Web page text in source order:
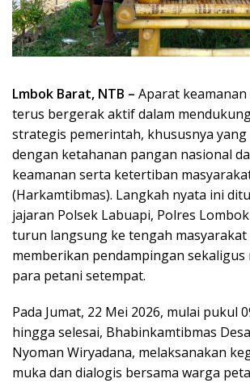
Lmbok Barat, NTB – Aparat
terus bergerak aktif dalam
strategis pemerintah, khususnya
dengan ketahanan pangan nasional
keamanan serta ketertiban
(Harkamtibmas). Langkah nyata ini
jajaran Polsek Labuapi, Polres
turun langsung ke tengah
memberikan pendampingan sekaligus
para petani setempat.
Pada Jumat, 22 Mei 2026, mulai pukul
hingga selesai, Bhabinkamtibmas
Nyoman Wiryadana, melaksanakan
muka dan dialogis bersama warga